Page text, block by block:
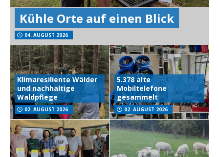
Kühle Orte auf einen Blick
04. AUGUST 2026
Klimaresiliente Wälder
und nachhaltige
Waldpflege
02. AUGUST 2026
5.378 alte
Mobiltelefone
gesammelt
02. AUGUST 2026